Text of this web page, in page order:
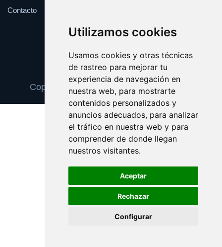
Utilizamos cookies
Usamos cookies y otras técnicas
de rastreo para mejorar tu
experiencia de navegación en
nuestra web, para mostrarte
contenidos personalizados y
anuncios adecuados, para analizar
el tráfico en nuestra web y para
comprender de donde llegan
nuestros visitantes.
Aceptar
Rechazar
Configurar
Contacto
Update cookies preferences
Copyright © 2025 eldiadelfindelmundo.es